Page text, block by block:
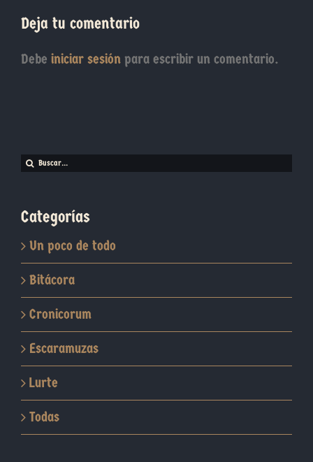
Deja tu comentario
Debe iniciar sesión para escribir un comentario.
Buscar:
Categorías
Un poco de todo
Bitácora
Cronicorum
Escaramuzas
Lurte
Todas